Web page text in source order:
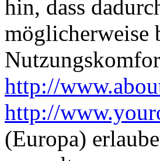
hin, dass
möglicherweise
http://
http://
(Europa)